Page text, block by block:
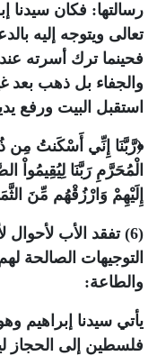
رسالتها: فكان سيدنا
تعالى ويتوجه إليه
فحينما ترك أسرته
والجفاء بل ذهب بعد
استقبل البيت ورفع
﴿رَّبَّنَا إِنِّي أَسْكَنتُ مِن
الْمُحَرَّمِ رَبَّنَا لِيُقِيمُواْ
إِلَيْهِمْ وَارْزُقْهُم مِّنَ
(6) تفقد الأب
التوجيهات الصالحة
والطاعة:
يأتي سيدنا إبراهيم
فلسطين إلى الحجاز